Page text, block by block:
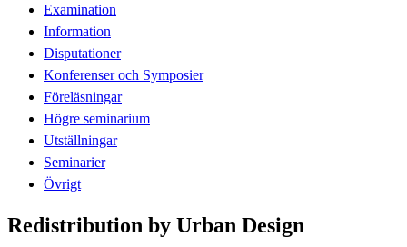
Examination
Information
Disputationer
Konferenser och Symposier
Föreläsningar
Högre seminarium
Utställningar
Seminarier
Övrigt
Redistribution by Urban Design